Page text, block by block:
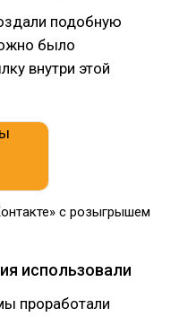
подобную
было
внутри этой
с розыгрышем
использовали
проработали